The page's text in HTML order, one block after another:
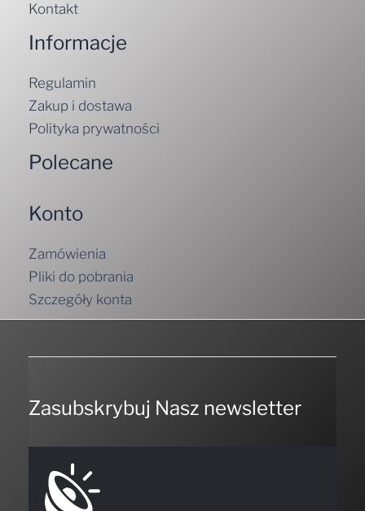
Kontakt
Informacje
Regulamin
Zakup i dostawa
Polityka prywatności
Polecane
Konto
Zamówienia
Pliki do pobrania
Szczegóły konta
Zasubskrybuj Nasz newsletter